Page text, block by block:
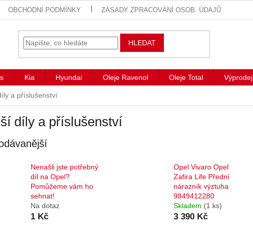
OBCHODNÍ PODMÍNKY ZÁSADY ZPRACOVÁNÍ OSOB. ÚDAJŮ
HLEDAT
Kia Hyundai Oleje Ravenol Oleje Total Výprodej
a příslušenství
díly a příslušenství
Nenašli jste potřebný
díl na Opel?
Pomůžeme vám ho
sehnat!
Na dotaz
1 Kč
Opel Vivaro Opel
Zafira Life Přední
nárazník výztuha
9849412280
Skladem (1 ks)
3 390 Kč